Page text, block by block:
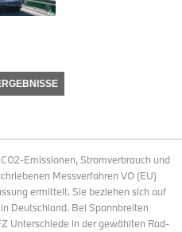
Emissionen, Stromverbrauch und
Messverfahren VO (EU)
ermittelt. Sie beziehen sich auf
Deutschland. Bei Spannbreiten
Unterschiede in der gewählten Rad-